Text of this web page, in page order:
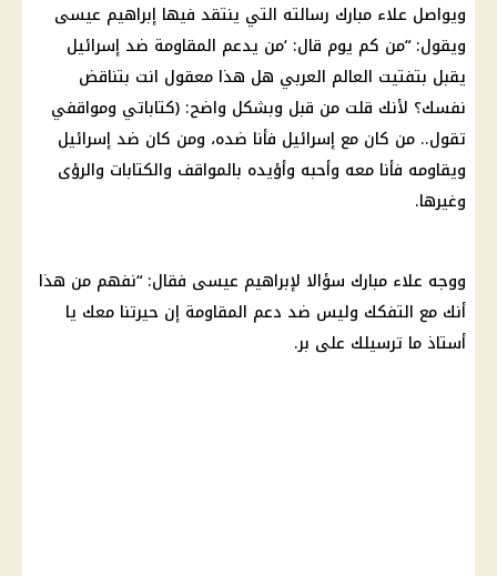
ويواصل علاء مبارك رسالته التي ينتقد فيها إبراهيم عيسى
ويقول: “من كم يوم قال: ‘من يدعم المقاومة ضد إسرائيل
يقبل بتفتيت العالم العربي هل هذا معقول انت بتناقض
نفسك؟ لأنك قلت من قبل وبشكل واضح: (كتاباتي ومواقفي
تقول.. من كان مع إسرائيل فأنا ضده، ومن كان ضد إسرائيل
ويقاومه فأنا معه وأحبه وأؤيده بالمواقف والكتابات والرؤى
وغيرها.
ووجه علاء مبارك سؤالا لإبراهيم عيسى فقال: “نفهم من هذا
أنك مع التفكك وليس ضد دعم المقاومة إن حيرتنا معك يا
أستاذ ما ترسيلك على بر.